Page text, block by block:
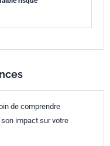
de comprendre
impact sur votre